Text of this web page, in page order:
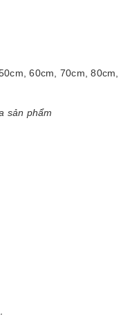
60cm, 70cm, 80cm,
sản phẩm